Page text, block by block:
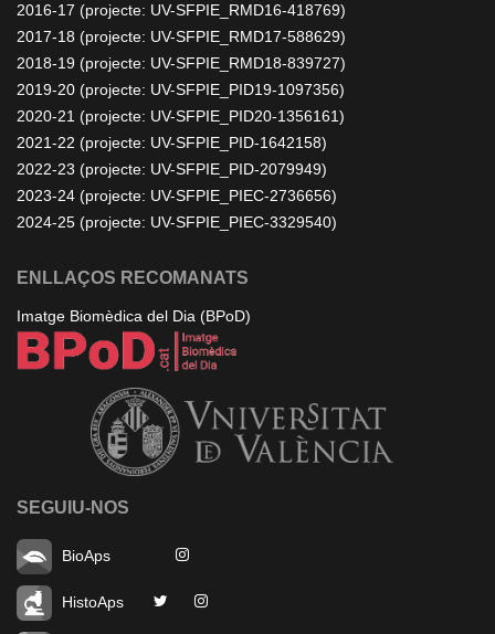
2016-17 (projecte: UV-SFPIE_RMD16-418769)
2017-18 (projecte: UV-SFPIE_RMD17-588629)
2018-19 (projecte: UV-SFPIE_RMD18-839727)
2019-20 (projecte: UV-SFPIE_PID19-1097356)
2020-21 (projecte: UV-SFPIE_PID20-1356161)
2021-22 (projecte: UV-SFPIE_PID-1642158)
2022-23 (projecte: UV-SFPIE_PID-2079949)
2023-24 (projecte: UV-SFPIE_PIEC-2736656)
2024-25 (projecte: UV-SFPIE_PIEC-3329540)
ENLLAÇOS RECOMANATS
Imatge Biomèdica del Dia (BPoD)
SEGUIU-NOS
BioAps
HistoAps